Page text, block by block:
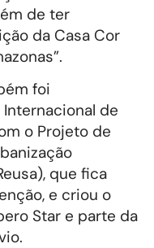
de ter
da Casa Cor
foi
Internacional de
o Projeto de
que fica
e criou o
Star e parte da